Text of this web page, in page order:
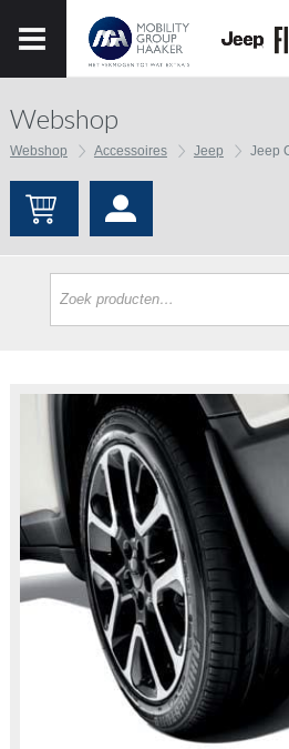
Webshop
Webshop Accessoires Jeep Jeep